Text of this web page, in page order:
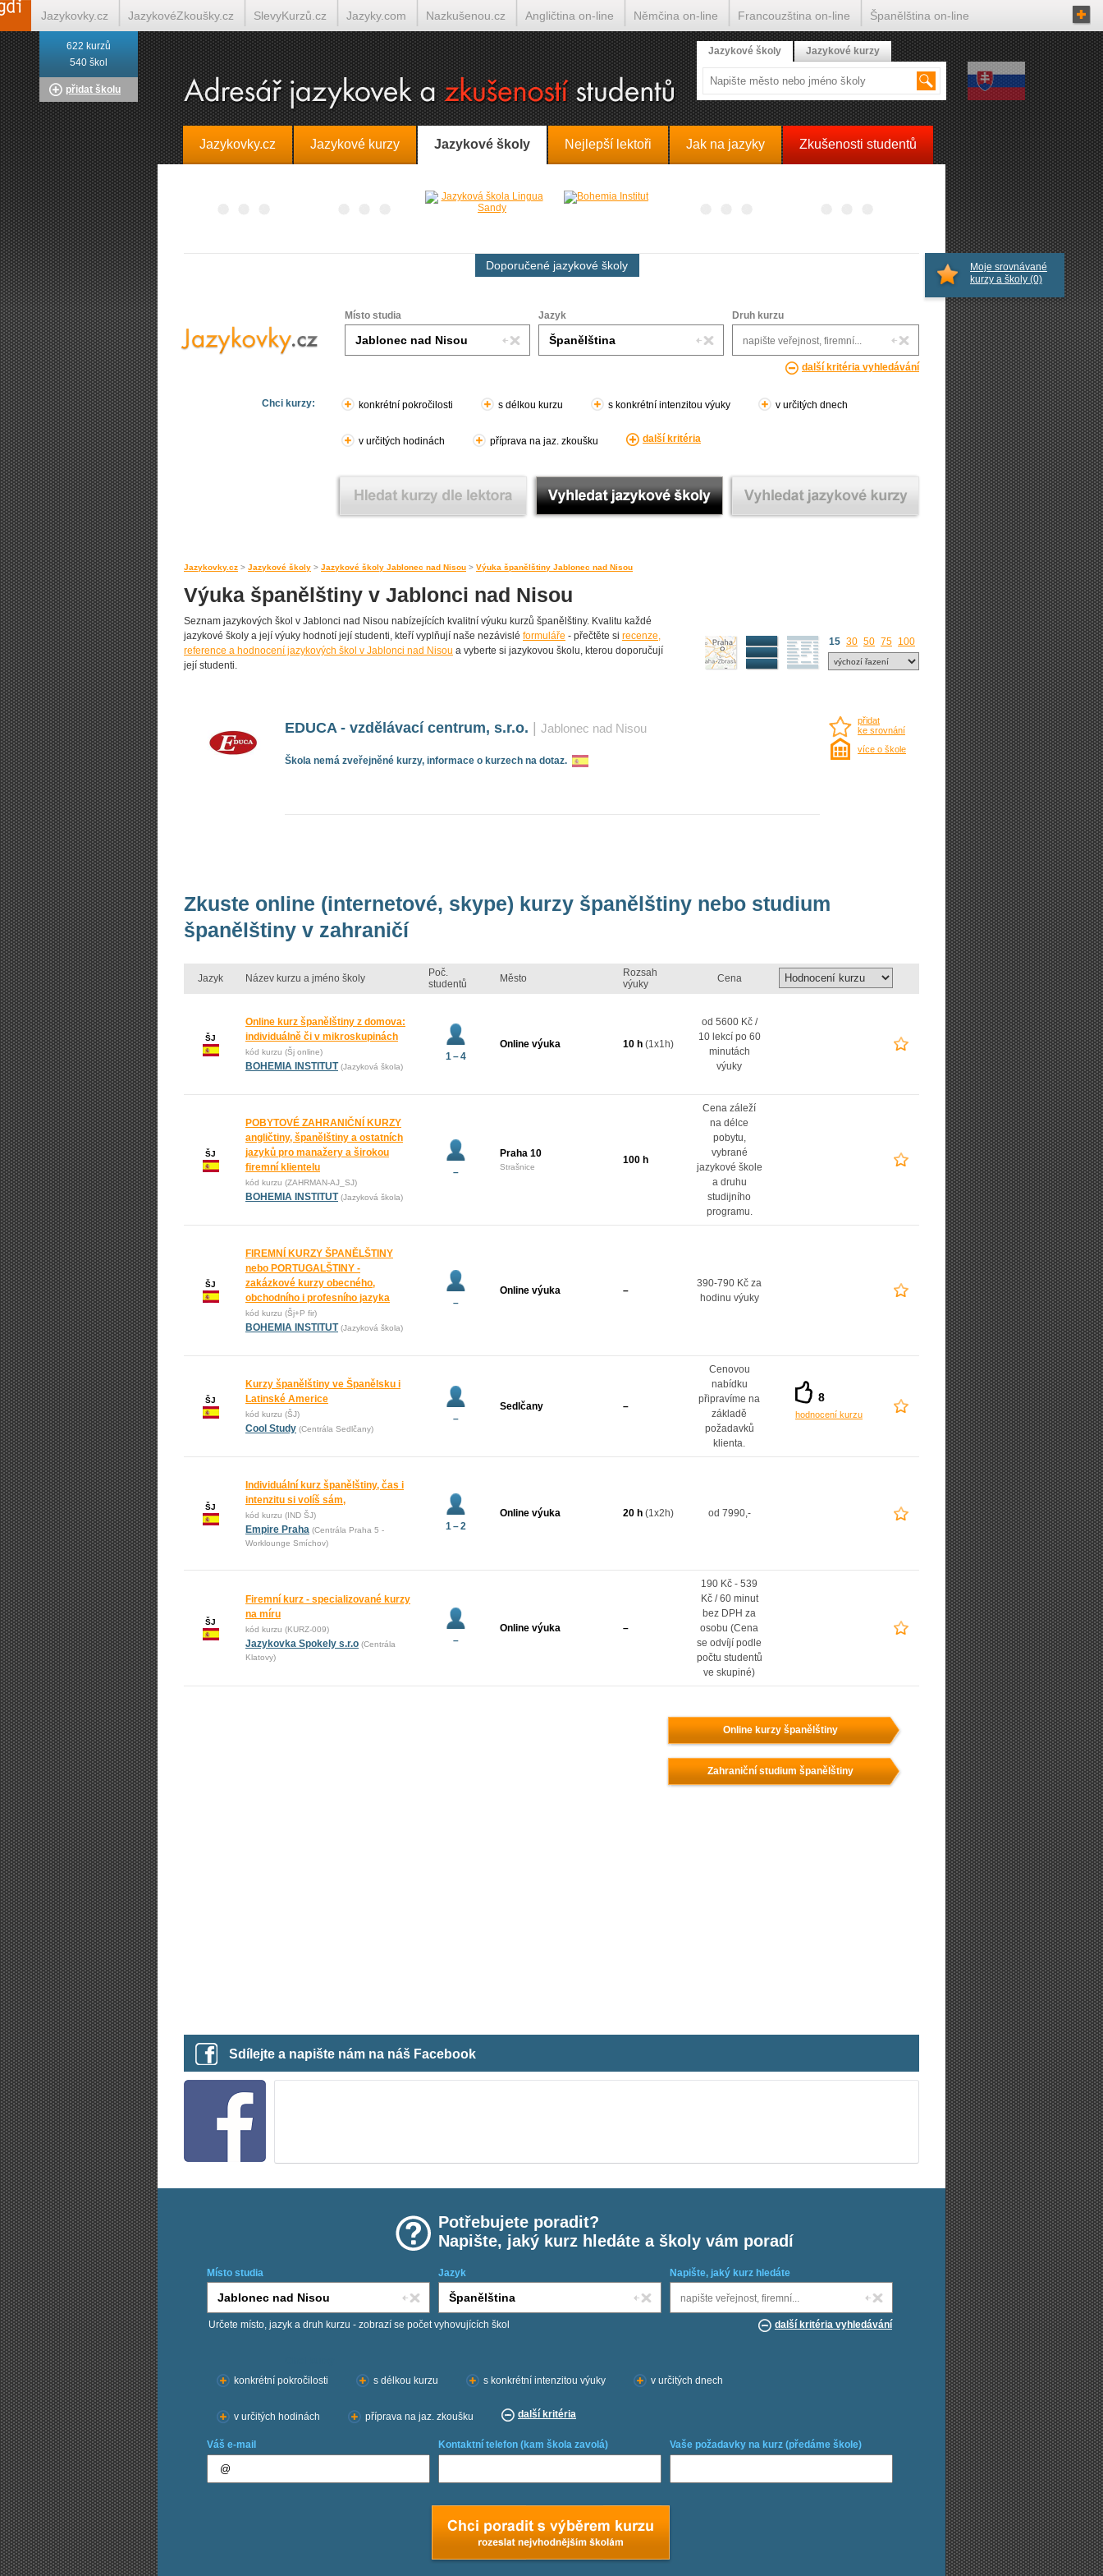
Jazykovky.cz Jazykové kurzy Jazykové školy Nejlepší lektoři Jak na jazyky Zkušenosti studentů
Doporučené jazykové školy
Místo studia Jazyk Druh kurzu
další kritéria vyhledávání
Chci kurzy: konkrétní pokročilosti s délkou kurzu s konkrétní intenzitou výuky v určitých dnech
v určitých hodinách příprava na jaz. zkoušku další kritéria
Jazykovky.cz > Jazykové školy > Jazykové školy Jablonec nad Nisou > Výuka španělštiny Jablonec nad Nisou
Výuka španělštiny v Jablonci nad Nisou
Seznam jazykových škol v Jablonci nad Nisou nabízejících kvalitní výuku kurzů španělštiny. Kvalitu každé
jazykové školy a její výuky hodnotí její studenti, kteří vyplňují naše nezávislé formuláře - přečtěte si recenze,
reference a hodnocení jazykových škol v Jablonci nad Nisou a vyberte si jazykovou školu, kterou doporučují
její studenti.
15 30 50 75 100
EDUCA - vzdělávací centrum, s.r.o. Jablonec nad Nisou
Škola nemá zveřejněné kurzy, informace o kurzech na dotaz.
přidat
ke srovnání
více o škole
Zkuste online (internetové, skype) kurzy španělštiny nebo studium
španělštiny v zahraničí
Jazyk Název kurzu a jméno školy
Poč.
studentů
Město
Rozsah
výuky
Cena
ŠJ
Online kurz španělštiny z domova:
individuálně či v mikroskupinách
kód kurzu (Šj online)
BOHEMIA INSTITUT (Jazyková škola)
1 – 4
Online výuka 10 h (1x1h)
od 5600 Kč /
10 lekcí po 60
minutách
výuky
ŠJ
POBYTOVÉ ZAHRANIČNÍ KURZY
angličtiny, španělštiny a ostatních
jazyků pro manažery a širokou
firemní klientelu
kód kurzu (ZAHRMAN-AJ_SJ)
BOHEMIA INSTITUT (Jazyková škola)
–
Praha 10
Strašnice
100 h
Cena záleží
na délce
pobytu,
vybrané
jazykové škole
a druhu
studijního
programu.
ŠJ
FIREMNÍ KURZY ŠPANĚLŠTINY
nebo PORTUGALŠTINY -
zakázkové kurzy obecného,
obchodního i profesního jazyka
kód kurzu (Šj+P fir)
BOHEMIA INSTITUT (Jazyková škola)
–
Online výuka –
390-790 Kč za
hodinu výuky
ŠJ
Kurzy španělštiny ve Španělsku i
Latinské Americe
kód kurzu (ŠJ)
Cool Study (Centrála Sedlčany)
–
Sedlčany –
Cenovou
nabídku
připravíme na
základě
požadavků
klienta.
8
hodnocení kurzu
ŠJ
Individuální kurz španělštiny, čas i
intenzitu si volíš sám,
kód kurzu (IND ŠJ)
Empire Praha (Centrála Praha 5 -
Worklounge Smíchov)
1 – 2
Online výuka 20 h (1x2h) od 7990,-
ŠJ
Firemní kurz - specializované kurzy
na míru
kód kurzu (KURZ-009)
Jazykovka Spokely s.r.o (Centrála
Klatovy)
–
Online výuka –
190 Kč - 539
Kč / 60 minut
bez DPH za
osobu (Cena
se odvíjí podle
počtu studentů
ve skupiné)
Online kurzy španělštiny
Zahraniční studium španělštiny
Sdílejte a napište nám na náš Facebook
Potřebujete poradit?
Napište, jaký kurz hledáte a školy vám poradí
Místo studia Jazyk Napište, jaký kurz hledáte
Určete místo, jazyk a druh kurzu - zobrazí se počet vyhovujících škol další kritéria vyhledávání
konkrétní pokročilosti
s délkou kurzu s konkrétní intenzitou výuky v určitých dnech
v určitých hodinách příprava na jaz. zkoušku další kritéria
Váš e-mail Kontaktní telefon (kam škola zavolá) Vaše požadavky na kurz (předáme škole)
Moje srovnávané
kurzy a školy (0)
622 kurzů
540 škol
přidat školu
Jazykové školy Jazykové kurzy
Jazykovky.cz JazykovéZkoušky.cz SlevyKurzů.cz Jazyky.com Nazkušenou.cz Angličtina on-line Němčina on-line Francouzština on-line Španělština on-line
Italština on-line Tlumočení-Překlady.cz Překládá.cz Tlumočí.cz